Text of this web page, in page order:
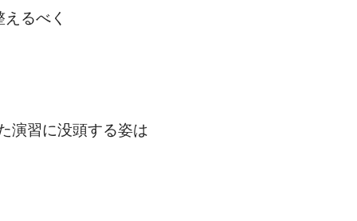
るべく
演習に没頭する姿は